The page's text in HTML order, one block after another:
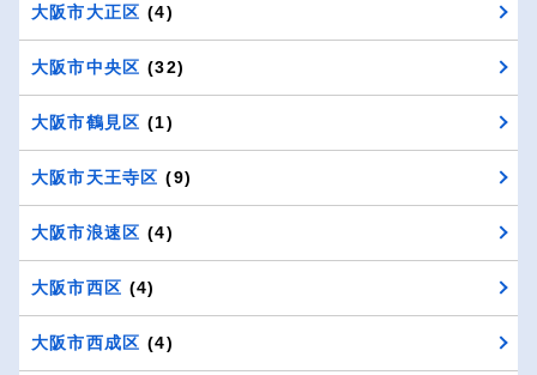
大阪市大正区 (4)
大阪市中央区 (32)
大阪市鶴見区 (1)
大阪市天王寺区 (9)
大阪市浪速区 (4)
大阪市西区 (4)
大阪市西成区 (4)